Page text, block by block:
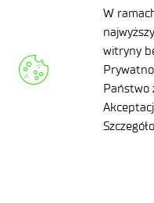
W
witryny
Państwo